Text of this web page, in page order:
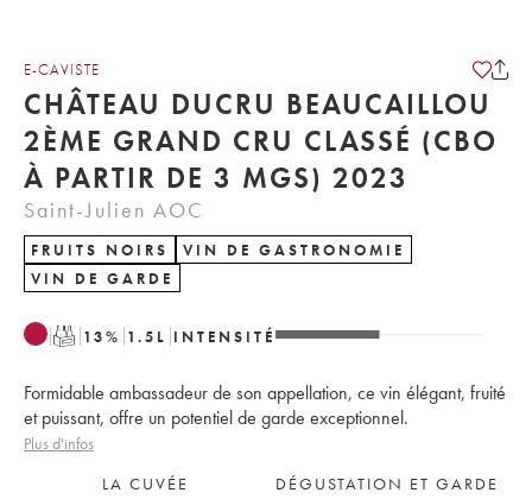
E-CAVISTE
CHÂTEAU DUCRU BEAUCAILLOU
2ÈME GRAND CRU CLASSÉ (CBO
À PARTIR DE 3 MGS) 2023
Saint-Julien AOC
FRUITS NOIRS
VIN DE GASTRONOMIE
VIN DE GARDE
T 13% 1.5 L INTENSITÉ
Formidable ambassadeur de son appellation, ce vin élégant, fruité
et puissant, offre un potentiel de garde exceptionnel.
Plus d'infos
LA CUVÉE
DÉGUSTATION ET GARDE